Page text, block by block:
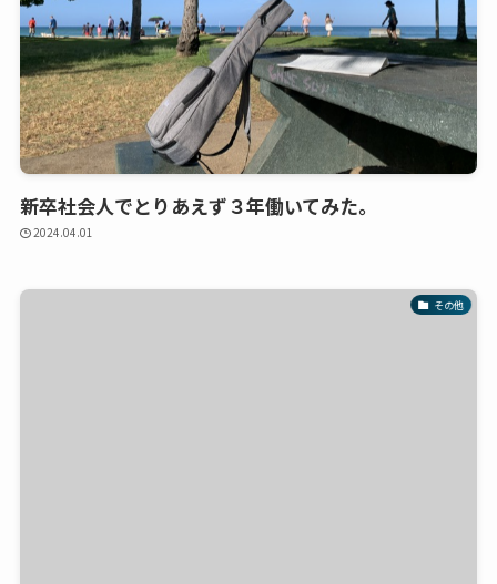
新卒社会人でとりあえず３年働いてみた。
2024.04.01
その他